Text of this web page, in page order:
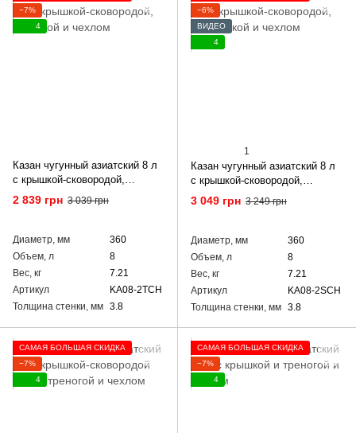
−7%
4
Казан чугунный азиатский 8 л
с крышкой-сковородой,
треногой и чехлом
2 839 грн 3 039 грн
Диаметр, мм
360
Объем, л
8
Вес, кг
7.21
Артикул
KA08-2TCH
Толщина стенки, мм 3.8
−6%
ВИДЕО
4
1
Казан чугунный азиатский 8 л
с крышкой-сковородой,
подставкой и чехлом
3 049 грн 3 249 грн
Диаметр, мм
360
Объем, л
8
Вес, кг
7.21
Артикул
KA08-2SCH
Толщина стенки, мм 3.8
САМАЯ БОЛЬШАЯ СКИДКА
−7%
4
САМАЯ БОЛЬШАЯ СКИДКА
−7%
4